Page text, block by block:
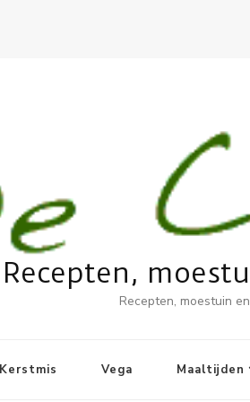
Recepten,
Recepten, moestuin
Vega Maaltijden